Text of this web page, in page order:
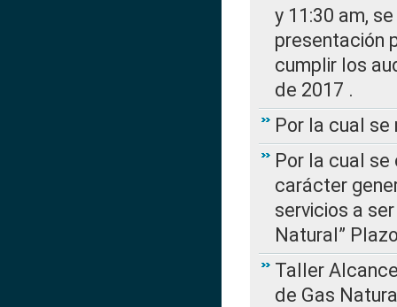
y 11:30 am,
presentación
cumplir los
de 2017 .
Por la cual se
Por la cual
carácter
servicios a
Natural”
Taller
de Gas